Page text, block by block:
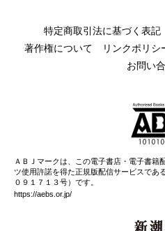
特定商取引法に基づく表記
著作権について
リンクポリシ
お問い
ＡＢＪマークは、この電子書店・電子書籍
ツ使用許諾を得た正規版配信サービスであ
０９１７１３号）です。
https://aebs.or.jp/